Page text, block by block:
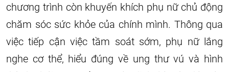
chương trình còn khuyến khích phụ nữ chủ động
chăm sóc sức khỏe của chính mình. Thông qua
việc tiếp cận việc tầm soát sớm, phụ nữ lắng
nghe cơ thể, hiểu đúng về ung thư vú và hình